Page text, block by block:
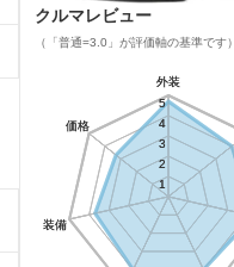
クルマレビュー
（「普通=3.0」が評価軸の基準です）
外装
装備
価格
1
2
3
4
5
外装
装備
価格
1
2
3
4
5